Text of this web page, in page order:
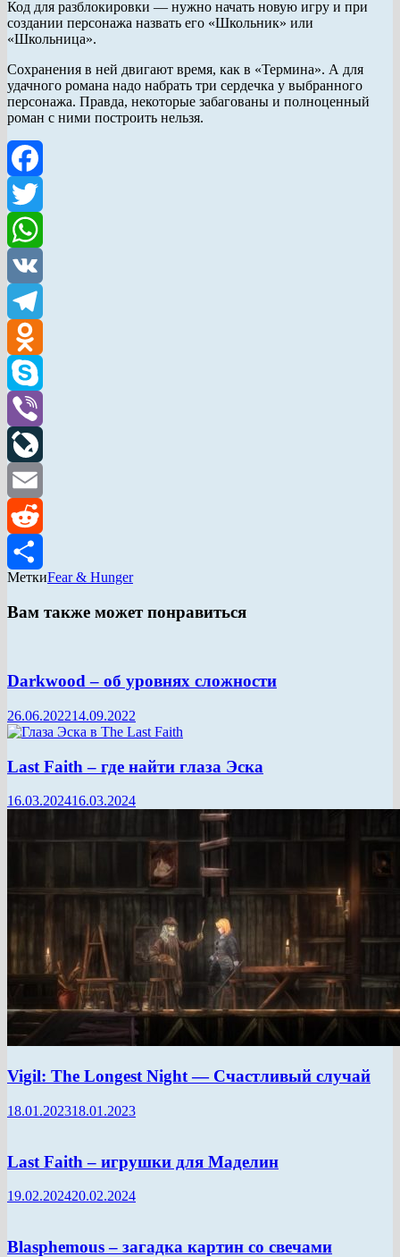
Код для разблокировки — нужно начать новую игру и при
создании персонажа назвать его «Школьник» или
«Школьница».
Сохранения в ней двигают время, как в «Термина». А для
удачного романа надо набрать три сердечка у выбранного
персонажа. Правда, некоторые забагованы и полноценный
роман с ними построить нельзя.
Facebook
Twitter
WhatsApp
VK
Telegram
Odnoklassniki
Skype
Viber
LiveJournal
Email
Reddit
Отправить
МеткиFear & Hunger
Вам также может понравиться
Darkwood – об уровнях сложности
26.06.202214.09.2022
Last Faith – где найти глаза Эска
16.03.202416.03.2024
Vigil: The Longest Night — Счастливый случай
18.01.202318.01.2023
Last Faith – игрушки для Маделин
19.02.202420.02.2024
Blasphemous – загадка картин со свечами